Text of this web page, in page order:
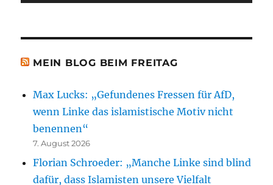
MEIN BLOG BEIM FREITAG
Max Lucks: „Gefundenes Fressen für AfD,
wenn Linke das islamistische Motiv nicht
benennen“
7. August 2026
Florian Schroeder: „Manche Linke sind blind
dafür, dass Islamisten unsere Vielfalt